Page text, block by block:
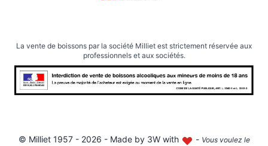
La vente de boissons par la société Milliet est strictement réservée aux
professionnels et aux sociétés.
© Milliet1957 - 2026 - Made by 3W with - Vous voulez le